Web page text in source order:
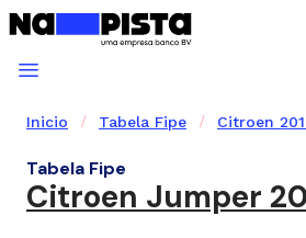
Inicio Tabela Fipe Citroen
Tabela Fipe
Citroen Jumper